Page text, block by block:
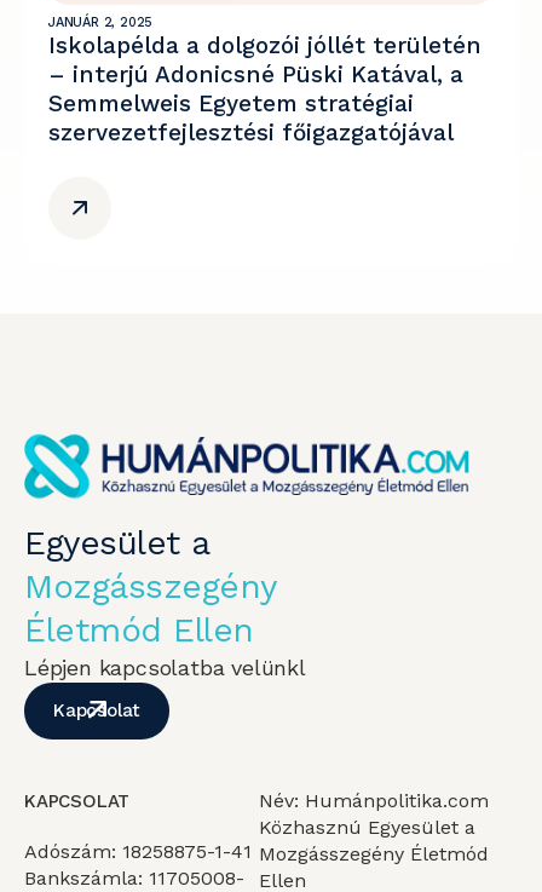
JANUÁR 2, 2025
Iskolapélda a dolgozói jóllét területén
– interjú Adonicsné Püski Katával, a
Semmelweis Egyetem stratégiai
szervezetfejlesztési főigazgatójával
Egyesület a
Mozgásszegény
Életmód Ellen
Lépjen kapcsolatba velünkl
Kapcsolat
KAPCSOLAT
Adószám: 18258875-1-41
Bankszámla: 11705008-
Név: Humánpolitika.com
Közhasznú Egyesület a
Mozgásszegény Életmód
Ellen